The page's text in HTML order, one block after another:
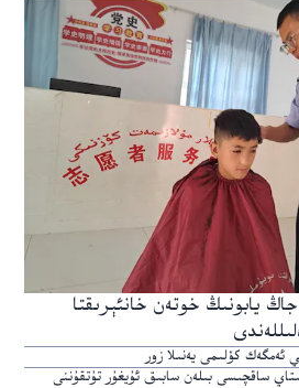
يابونىڭ خوتەن خانئېرىقتا
ئەمگەك كۆلىمى يەنىلا زور
ساقچىسى بىلەن سابىق ئۇيغۇر تۇتقۇننى